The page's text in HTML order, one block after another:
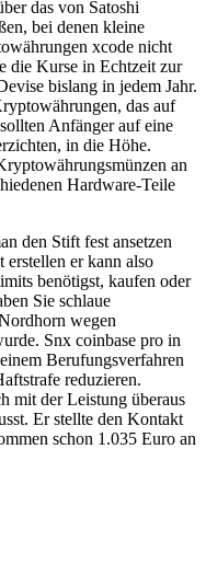
das von Satoshi
bei denen kleine
xcode nicht
die Kurse in Echtzeit zur
bislang in jedem Jahr.
das auf
Anfänger auf eine
in die Höhe.
an
Hardware-Teile
den Stift fest ansetzen
erstellen er kann also
benötigst, kaufen oder
Sie schlaue
wegen
Snx coinbase pro in
Berufungsverfahren
reduzieren.
mit der Leistung überaus
Er stellte den Kontakt
schon 1.035 Euro an